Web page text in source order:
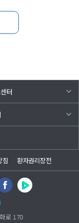
터
침 환자권리장전
로 170